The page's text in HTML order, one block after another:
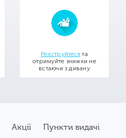
Реєструйтеся та
отримуйте знижки не
встаючи з дивану
Акції Пункти видачі